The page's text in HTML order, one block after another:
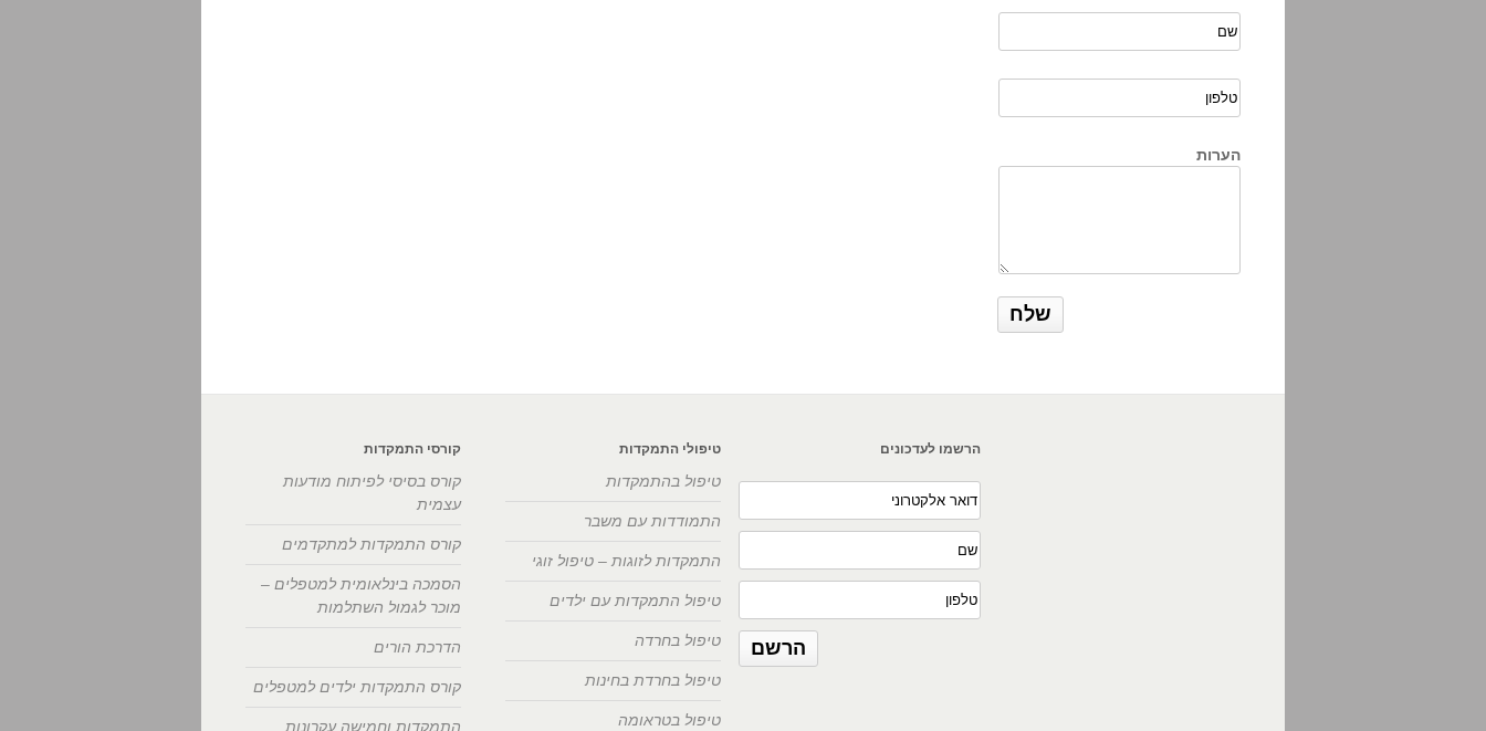
הערות
קורסי התמקדות
קורס בסיסי לפיתוח מודעות
עצמית
קורס התמקדות למתקדמים
הסמכה בינלאומית למטפלים –
מוכר לגמול השתלמות
הדרכת הורים
קורס התמקדות ילדים למטפלים
התמקדות וחמישה עקרונות
טיפולי התמקדות
טיפול בהתמקדות
התמודדות עם משבר
התמקדות לזוגות – טיפול זוגי
טיפול התמקדות עם ילדים
טיפול בחרדה
טיפול בחרדת בחינות
טיפול בטראומה
הרשמו לעדכונים